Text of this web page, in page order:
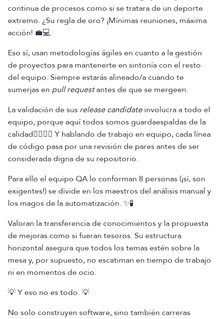
continua de procesos como si se tratara de un deporte
extremo. ¿Su regla de oro? ¡Mínimas reuniones, máxima
acción! 💼💻
Eso sí, usan metodologías ágiles en cuanto a la gestión
de proyectos para mantenerte en sintonía con el resto
del equipo. Siempre estarás alineado/a cuando te
sumerjas en pull requestantes de que se mergeen.
La validación de sus release candidateinvolucra a todo el
equipo, porque aquí todos somos guardaespaldas de la
calidad🦸‍♀️🦸‍♂️ Y hablando de trabajo en equipo, cada línea
de código pasa por una revisión de pares antes de ser
considerada digna de su repositorio.
Para ello el equipo QA lo conforman 8 personas (¡sí, son
exigentes!) se divide en los maestros del análisis manual y
los magos de la automatización. ✨🧪
Valoran la transferencia de conocimientos y la propuesta
de mejoras como si fueran tesoros. Su estructura
horizontal asegura que todos los temas estén sobre la
mesa y, por supuesto, no escatiman en tiempo de trabajo
ni en momentos de ocio.
💡 Y eso no es todo. 💡
No solo construyen software, sino también carreras